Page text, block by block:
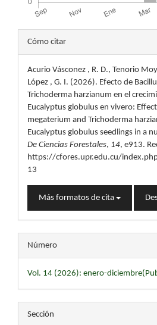
Detalles
del
artículo
Cómo citar
Acurio Vásconez , R. D., Tenorio
López , G. I. (2026). Efecto de
Trichoderma harzianum en el
Eucalyptus globulus en vivero:
megaterium and Trichoderma
Eucalyptus globulus seedlings in a
De Ciencias Forestales, 14, e913.
https://cfores.upr.edu.cu/
13
Más formatos de cita
Número
Vol. 14 (2026): enero-
Sección